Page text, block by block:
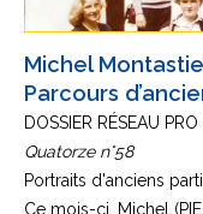
Michel
Parcours
DOSSIER RÉSEAU
Quatorze n°58
Portraits d'anciens
Ce mois-ci, Michel